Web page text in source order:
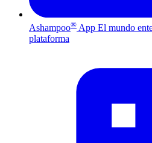
Ashampoo® App El mundo
plataforma